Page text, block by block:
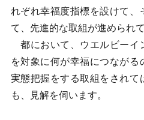
れぞれ幸福度指標を設けて、
て、先進的な取組が進められ
都において、ウエルビーイ
を対象に何が幸福につながる
実態把握をする取組をされて
も、見解を伺います。